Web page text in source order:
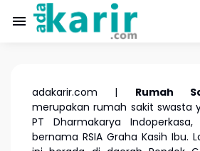
adakarir.com | Rumah
merupakan rumah sakit swasta
PT Dharmakarya
bernama RSIA Graha Kasih Ibu.